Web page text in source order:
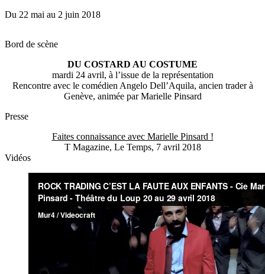
Du 22 mai au 2 juin 2018
Bord de scène
DU COSTARD AU COSTUME
mardi 24 avril, à l’issue de la représentation
Rencontre avec le comédien Angelo Dell’Aquila, ancien trader à
Genève, animée par Marielle Pinsard
Presse
Faites connaissance avec Marielle Pinsard !
T Magazine, Le Temps, 7 avril 2018
Vidéos